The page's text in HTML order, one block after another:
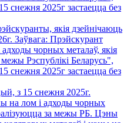
снежня 2025г застаецца без
якія дзейнічаюць
Заўвага: Прэйскурант
чорных металаў, якія
Рэспублікі Беларусь",
снежня 2025г застаецца без
з 15 снежня 2025г.
на лом і адходы чорных
за межы РБ. Цэны